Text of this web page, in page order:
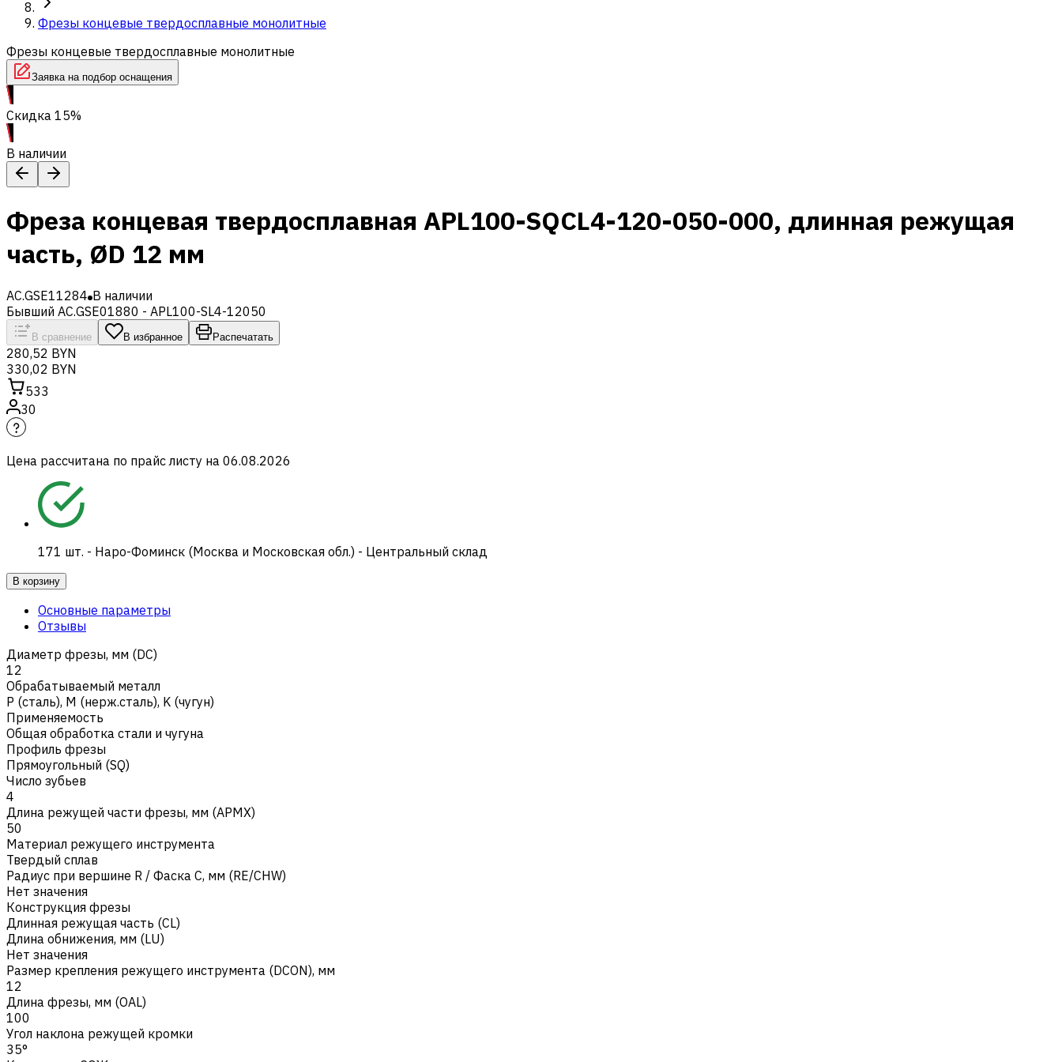
Фрезы концевые твердосплавные монолитные
Фрезы концевые твердосплавные монолитные
Заявка на подбор оснащения
Скидка 15%
В наличии
Фреза концевая твердосплавная APL100-SQCL4-120-050-000, длинная режущая
часть, ØD 12 мм
AC.GSE11284 В наличии
Бывший AC.GSE01880 - APL100-SL4-12050
В сравнение В избранное Распечатать
280,52 BYN
330,02 BYN
533
30
Цена рассчитана по прайс листу на 06.08.2026
171 шт. - Наро-Фоминск (Москва и Московская обл.) - Центральный склад
В корзину
Основные параметры
Отзывы
Диаметр фрезы, мм (DC)
12
Обрабатываемый металл
Р (сталь), M (нерж.сталь), K (чугун)
Применяемость
Общая обработка стали и чугуна
Профиль фрезы
Прямоугольный (SQ)
Число зубьев
4
Длина режущей части фрезы, мм (APMX)
50
Материал режущего инструмента
Твердый сплав
Радиус при вершине R / Фаска C, мм (RE/CHW)
Нет значения
Конструкция фрезы
Длинная режущая часть (CL)
Длина обнижения, мм (LU)
Нет значения
Размер крепления режущего инструмента (DCON), мм
12
Длина фрезы, мм (OAL)
100
Угол наклона режущей кромки
35°